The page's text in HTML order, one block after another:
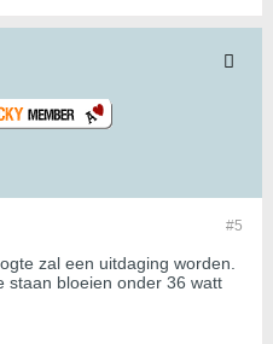
#5
zal een uitdaging worden.
staan bloeien onder 36 watt